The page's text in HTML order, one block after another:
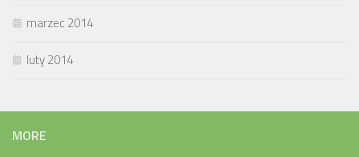
marzec 2014
luty 2014
MORE